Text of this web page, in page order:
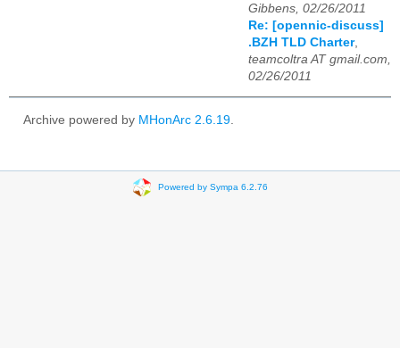
Gibbens, 02/26/2011
Re: [opennic-discuss]
.BZH TLD Charter,
teamcoltra AT gmail.com,
02/26/2011
Archive powered by MHonArc 2.6.19
Powered by Sympa 6.2.76